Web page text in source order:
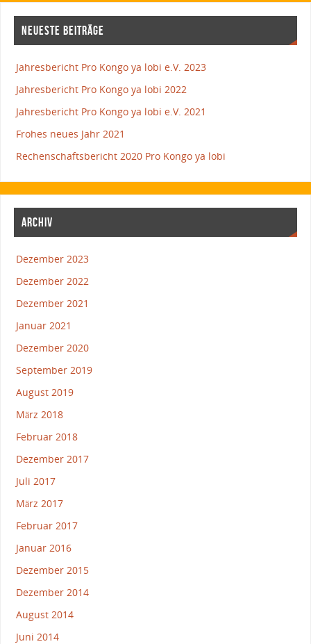
NEUESTE BEITRÄGE
Jahresbericht Pro Kongo ya lobi e.V. 2023
Jahresbericht Pro Kongo ya lobi 2022
Jahresbericht Pro Kongo ya lobi e.V. 2021
Frohes neues Jahr 2021
Rechenschaftsbericht 2020 Pro Kongo ya lobi
ARCHIV
Dezember 2023
Dezember 2022
Dezember 2021
Januar 2021
Dezember 2020
September 2019
August 2019
März 2018
Februar 2018
Dezember 2017
Juli 2017
März 2017
Februar 2017
Januar 2016
Dezember 2015
Dezember 2014
August 2014
Juni 2014